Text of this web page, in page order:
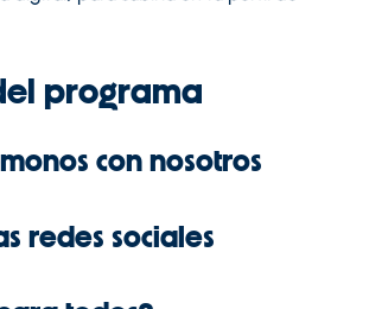
programa
con nosotros
redes sociales